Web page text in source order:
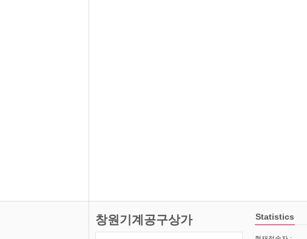
창원기계공구상가 Statistics